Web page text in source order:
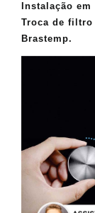
Instalação
Troca de filtro
Brastemp.